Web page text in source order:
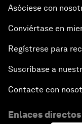
Asóciese con
Conviértase en
Regístrese para
Suscríbase a
Contacte con
Enlaces directos